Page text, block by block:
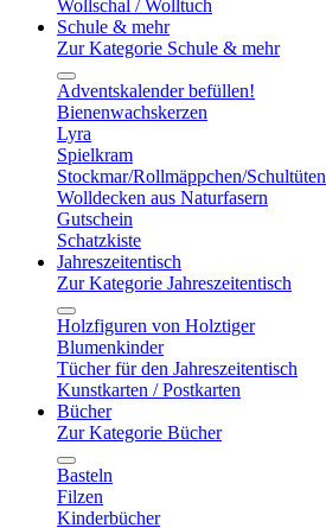
Wollschal / Wolltuch
Schule & mehr
Zur Kategorie Schule & mehr
Adventskalender befüllen!
Bienenwachskerzen
Lyra
Spielkram
Stockmar/Rollmäppchen/Schultüten
Wolldecken aus Naturfasern
Gutschein
Schatzkiste
Jahreszeitentisch
Zur Kategorie Jahreszeitentisch
Holzfiguren von Holztiger
Blumenkinder
Tücher für den Jahreszeitentisch
Kunstkarten / Postkarten
Bücher
Zur Kategorie Bücher
Basteln
Filzen
Kinderbücher